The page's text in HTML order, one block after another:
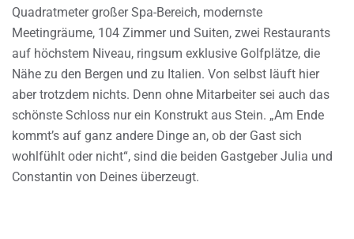
Quadratmeter großer Spa-Bereich, modernste
Meetingräume, 104 Zimmer und Suiten, zwei Restaurants
auf höchstem Niveau, ringsum exklusive Golfplätze, die
Nähe zu den Bergen und zu Italien. Von selbst läuft hier
aber trotzdem nichts. Denn ohne Mitarbeiter sei auch das
schönste Schloss nur ein Konstrukt aus Stein. „Am Ende
kommt’s auf ganz andere Dinge an, ob der Gast sich
wohlfühlt oder nicht“, sind die beiden Gastgeber Julia und
Constantin von Deines überzeugt.